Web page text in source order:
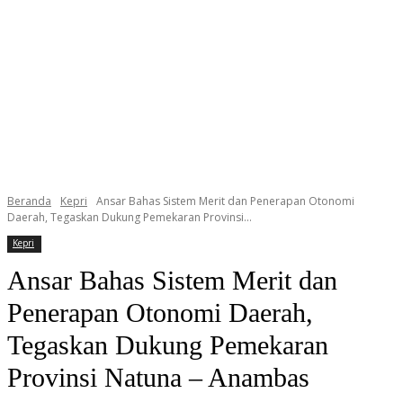
Beranda Kepri
Ansar Bahas Sistem Merit dan Penerapan Otonomi
Daerah, Tegaskan Dukung Pemekaran Provinsi...
Kepri
Ansar Bahas Sistem Merit dan
Penerapan Otonomi Daerah,
Tegaskan Dukung Pemekaran
Provinsi Natuna – Anambas